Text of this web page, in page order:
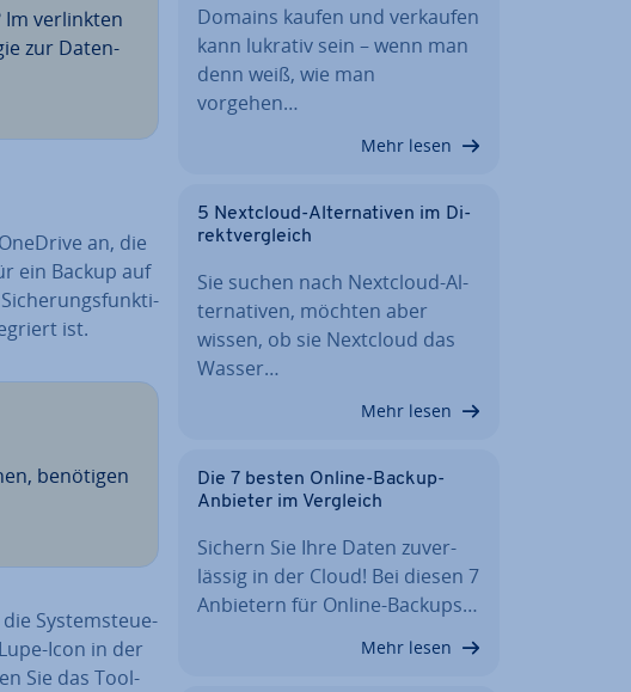
Im ver­link­ten
zur Da­ten­
an, die
ein Backup auf
ist.
benötigen
die Sys­tem­steue­
Icon in der
Sie das Tool-
Domains kaufen und verkaufen
kann lukrativ sein – wenn man
denn weiß, wie man
vorgehen…
Mehr lesen
5 Nextcloud-Al­ter­na­ti­ven im Di­
rekt­ver­gleich
Sie suchen nach Nextcloud-Al­
ter­na­ti­ven, möchten aber
wissen, ob sie Nextcloud das
Wasser…
Mehr lesen
Die 7 besten Online-Backup-
Anbieter im Vergleich
Sichern Sie Ihre Daten zu­ver­
läs­sig in der Cloud! Bei diesen 7
Anbietern für Online-Backups…
Mehr lesen